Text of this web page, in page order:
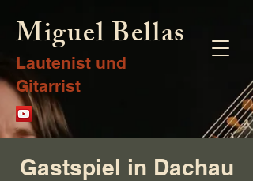
Miguel Bellas
Lautenist und
Gitarrist
Gastspiel in Dachau